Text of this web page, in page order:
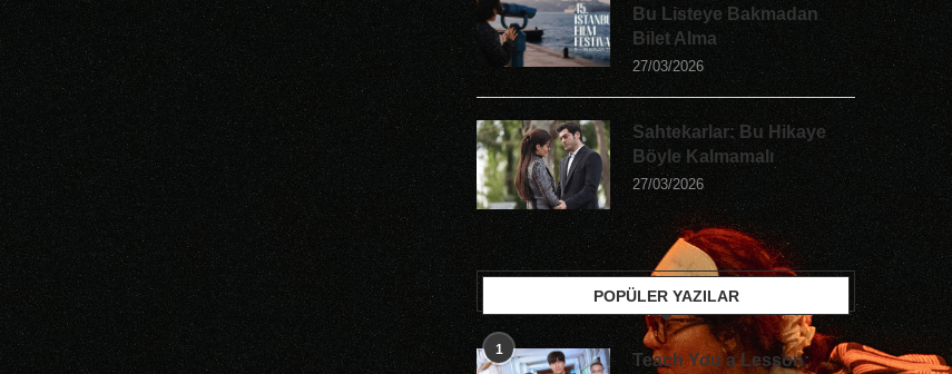
Bu Listeye Bakmadan
Bilet Alma
27/03/2026
Sahtekarlar: Bu Hikaye
Böyle Kalmamalı
27/03/2026
POPÜLER YAZILAR
1
Teach You a Lesson: